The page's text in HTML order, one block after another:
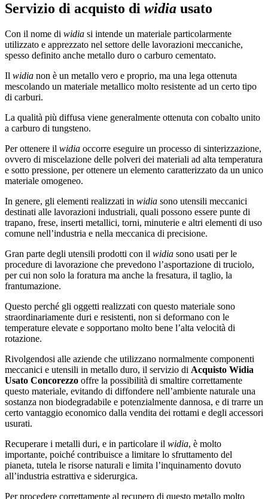
Servizio di acquisto di widia usato
Con il nome di widia si intende un materiale particolarmente
utilizzato e apprezzato nel settore delle lavorazioni meccaniche,
spesso definito anche metallo duro o carburo cementato.
Il widia non è un metallo vero e proprio, ma una lega ottenuta
mescolando un materiale metallico molto resistente ad un certo tipo
di carburi.
La qualità più diffusa viene generalmente ottenuta con cobalto unito
a carburo di tungsteno.
Per ottenere il widia occorre eseguire un processo di sinterizzazione,
ovvero di miscelazione delle polveri dei materiali ad alta temperatura
e sotto pressione, per ottenere un elemento caratterizzato da un unico
materiale omogeneo.
In genere, gli elementi realizzati in widia sono utensili meccanici
destinati alle lavorazioni industriali, quali possono essere punte di
trapano, frese, inserti metallici, torni, minuterie e altri elementi di uso
comune nell’industria e nella meccanica di precisione.
Gran parte degli utensili prodotti con il widia sono usati per le
procedure di lavorazione che prevedono l’asportazione di truciolo,
per cui non solo la foratura ma anche la fresatura, il taglio, la
frantumazione.
Questo perché gli oggetti realizzati con questo materiale sono
straordinariamente duri e resistenti, non si deformano con le
temperature elevate e sopportano molto bene l’alta velocità di
rotazione.
Rivolgendosi alle aziende che utilizzano normalmente componenti
meccanici e utensili in metallo duro, il servizio di Acquisto Widia
Usato Concorezzo offre la possibilità di smaltire correttamente
questo materiale, evitando di diffondere nell’ambiente naturale una
sostanza non biodegradabile e potenzialmente dannosa, e di trarre un
certo vantaggio economico dalla vendita dei rottami e degli accessori
usurati.
Recuperare i metalli duri, e in particolare il widia, è molto
importante, poiché contribuisce a limitare lo sfruttamento del
pianeta, tutela le risorse naturali e limita l’inquinamento dovuto
all’industria estrattiva e siderurgica.
Per procedere correttamente al recupero di questo metallo molto